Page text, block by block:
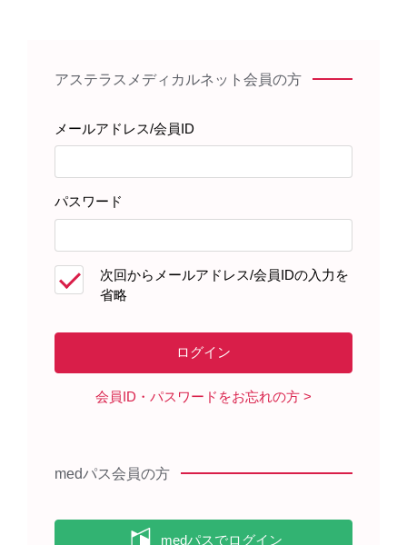
アステラスメディカルネット会員の方
メールアドレス/会員ID
パスワード
次回からメールアドレス/会員IDの入力を
省略
会員ID・パスワードをお忘れの方
medパス会員の方